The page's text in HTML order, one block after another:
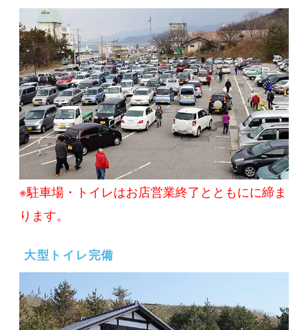
※駐車場・トイレはお店営業終了とともにに締ま
ります。
大型トイレ完備